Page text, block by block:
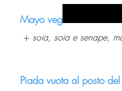
Mayo veg
soia, soia e senape,
Piada vuota al posto